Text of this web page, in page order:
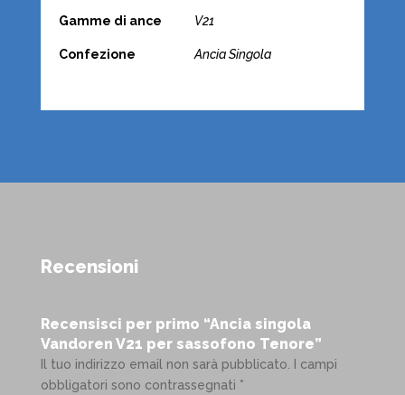
Gamme di ance V21
Confezione Ancia Singola
Recensioni
Recensisci per primo “Ancia singola
Vandoren V21 per sassofono Tenore”
Il tuo indirizzo email non sarà pubblicato.
I campi
obbligatori sono contrassegnati *